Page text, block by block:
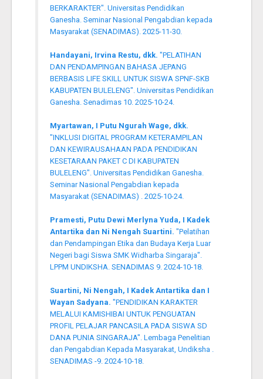
BERKARAKTER". Universitas Pendidikan
Ganesha. Seminar Nasional Pengabdian kepada
Masyarakat (SENADIMAS). 2025-11-30.
Handayani, Irvina Restu, dkk. "PELATIHAN
DAN PENDAMPINGAN BAHASA JEPANG
BERBASIS LIFE SKILL UNTUK SISWA SPNF-SKB
KABUPATEN BULELENG". Universitas Pendidikan
Ganesha. Senadimas 10. 2025-10-24.
Myartawan, I Putu Ngurah Wage, dkk.
"INKLUSI DIGITAL PROGRAM KETERAMPILAN
DAN KEWIRAUSAHAAN PADA PENDIDIKAN
KESETARAAN PAKET C DI KABUPATEN
BULELENG". Universitas Pendidikan Ganesha.
Seminar Nasional Pengabdian kepada
Masyarakat (SENADIMAS) . 2025-10-24.
Pramesti, Putu Dewi Merlyna Yuda, I Kadek
Antartika dan Ni Nengah Suartini. "Pelatihan
dan Pendampingan Etika dan Budaya Kerja Luar
Negeri bagi Siswa SMK Widharba Singaraja".
LPPM UNDIKSHA. SENADIMAS 9. 2024-10-18.
Suartini, Ni Nengah, I Kadek Antartika dan I
Wayan Sadyana. "PENDIDIKAN KARAKTER
MELALUI KAMISHIBAI UNTUK PENGUATAN
PROFIL PELAJAR PANCASILA PADA SISWA SD
DANA PUNIA SINGARAJA". Lembaga Penelitian
dan Pengabdian Kepada Masyarakat, Undiksha .
SENADIMAS -9. 2024-10-18.